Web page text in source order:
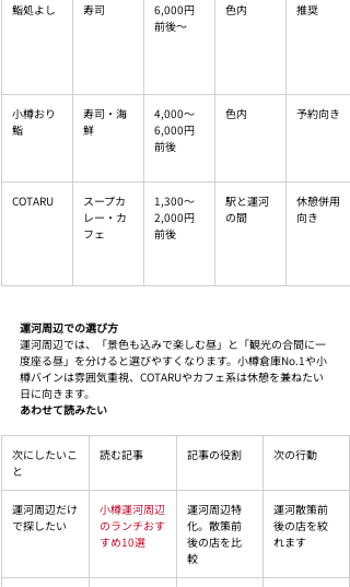
鮨処よし 寿司
6,000円
前後〜
色内 推奨
小樽おり
鮨
寿司・海
鮮
4,000〜
6,000円
前後
色内 予約向き
COTARU
スープカ
レー・カ
フェ
1,300〜
2,000円
前後
駅と運河
の間
休憩併用
向き
運河周辺での選び方
運河周辺では、「景色も込みで楽しむ昼」と「観光の合間に一
度座る昼」を分けると選びやすくなります。小樽倉庫No.1や小
樽バインは雰囲気重視、COTARUやカフェ系は休憩を兼ねたい
日に向きます。
あわせて読みたい
次にしたいこ
と
読む記事 記事の役割 次の行動
運河周辺だけ
で探したい
小樽運河周辺
のランチおす
すめ10選
運河周辺特
化。散策前
後の店を比
較
運河散策前
後の店を絞
れます